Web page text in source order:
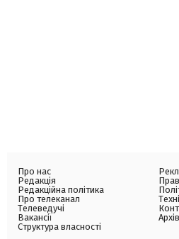
Про нас
Редакція
Редакційна політика
Про телеканал
Телеведучі
Вакансії
Структура власності
Архів